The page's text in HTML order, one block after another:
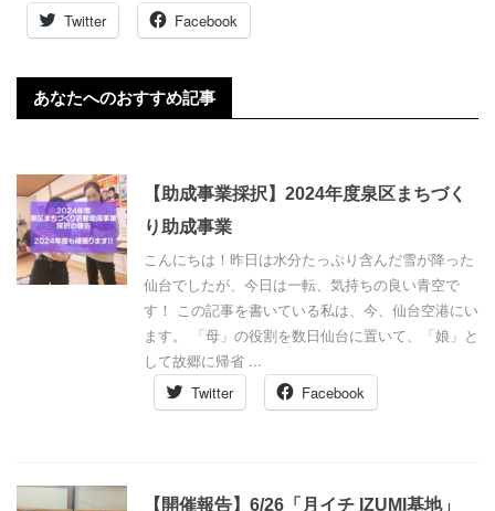
Twitter Facebook
あなたへのおすすめ記事
【助成事業採択】2024年度泉区まちづく
り助成事業
こんにちは！昨日は水分たっぷり含んだ雪が降った
仙台でしたが、今日は一転、気持ちの良い青空で
す！ この記事を書いている私は、今、仙台空港にい
ます。 「母」の役割を数日仙台に置いて、「娘」と
して故郷に帰省 ...
Twitter
Facebook
【開催報告】6/26「月イチ IZUMI基地」